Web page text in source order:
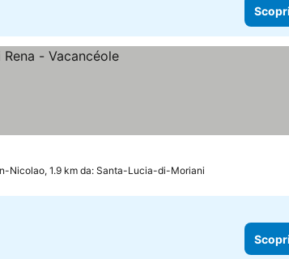
Nicolao, 1.9 km da: Santa-Lucia-di-Moriani